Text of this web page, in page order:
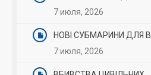
7 июля, 2026
НОВІ СУБМАРИНИ ДЛЯ
7 июля, 2026